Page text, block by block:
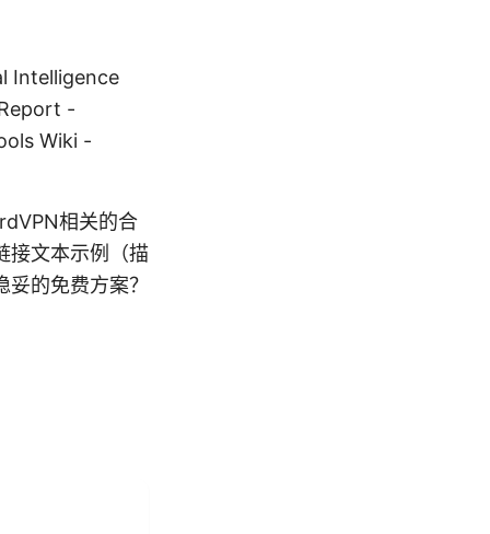
Intelligence
-
Wiki -
相关的合
接文本示例（描
的免费方案？